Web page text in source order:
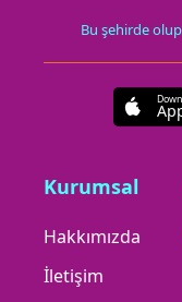
Bu şehirde
Kurumsal
Hakkımızda
İletişim